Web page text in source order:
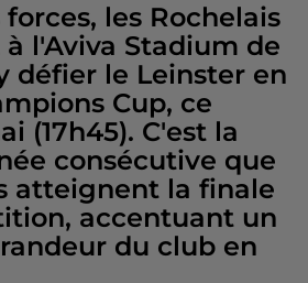
les Rochelais
l'Aviva Stadium de
défier le Leinster en
Cup, ce
(17h45). C'est la
consécutive que
atteignent la finale
accentuant un
du club en